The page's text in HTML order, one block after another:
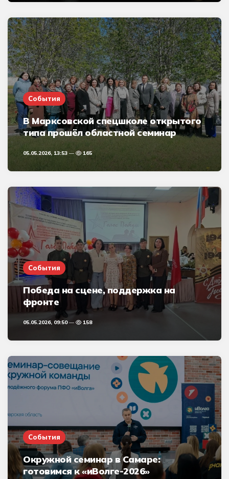
События
В Марксовской спецшколе открытого
типа прошёл областной семинар
05.05.2026, 13:53 165
События
Победа на сцене, поддержка на
фронте
05.05.2026, 09:50 158
События
Окружной семинар в Самаре:
готовимся к «иВолге-2026»